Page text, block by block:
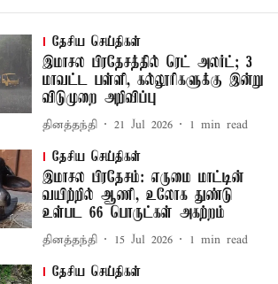
தேசிய செய்திகள்
இமாசல பிரதேசத்தில் ரெட் அலர்ட்; 3
மாவட்ட பள்ளி, கல்லூரிகளுக்கு இன்று
விடுமுறை அறிவிப்பு
தினத்தந்தி 21 Jul 2026 1 min read
தேசிய செய்திகள்
இமாசல பிரதேசம்: எருமை மாட்டின்
வயிற்றில் ஆணி, உலோக துண்டு
உள்பட 66 பொருட்கள் அகற்றம்
தினத்தந்தி 15 Jul 2026 1 min read
தேசிய செய்திகள்